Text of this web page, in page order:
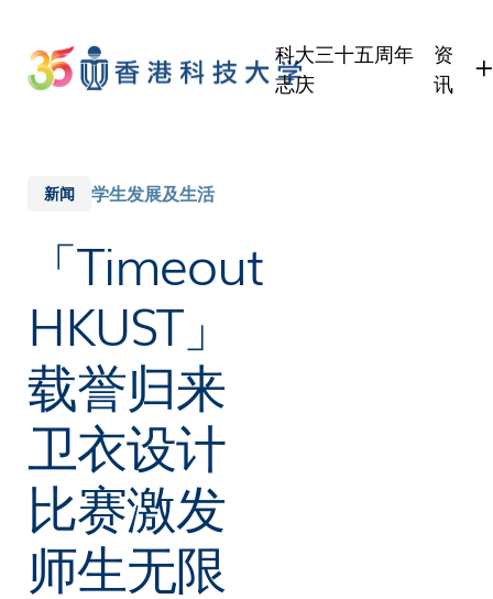
main
content
科大三十五周年
志庆
资
讯
新闻 学生发展及生活
「Timeout
HKUST」
载誉归来
卫衣设计
比赛激发
师生无限